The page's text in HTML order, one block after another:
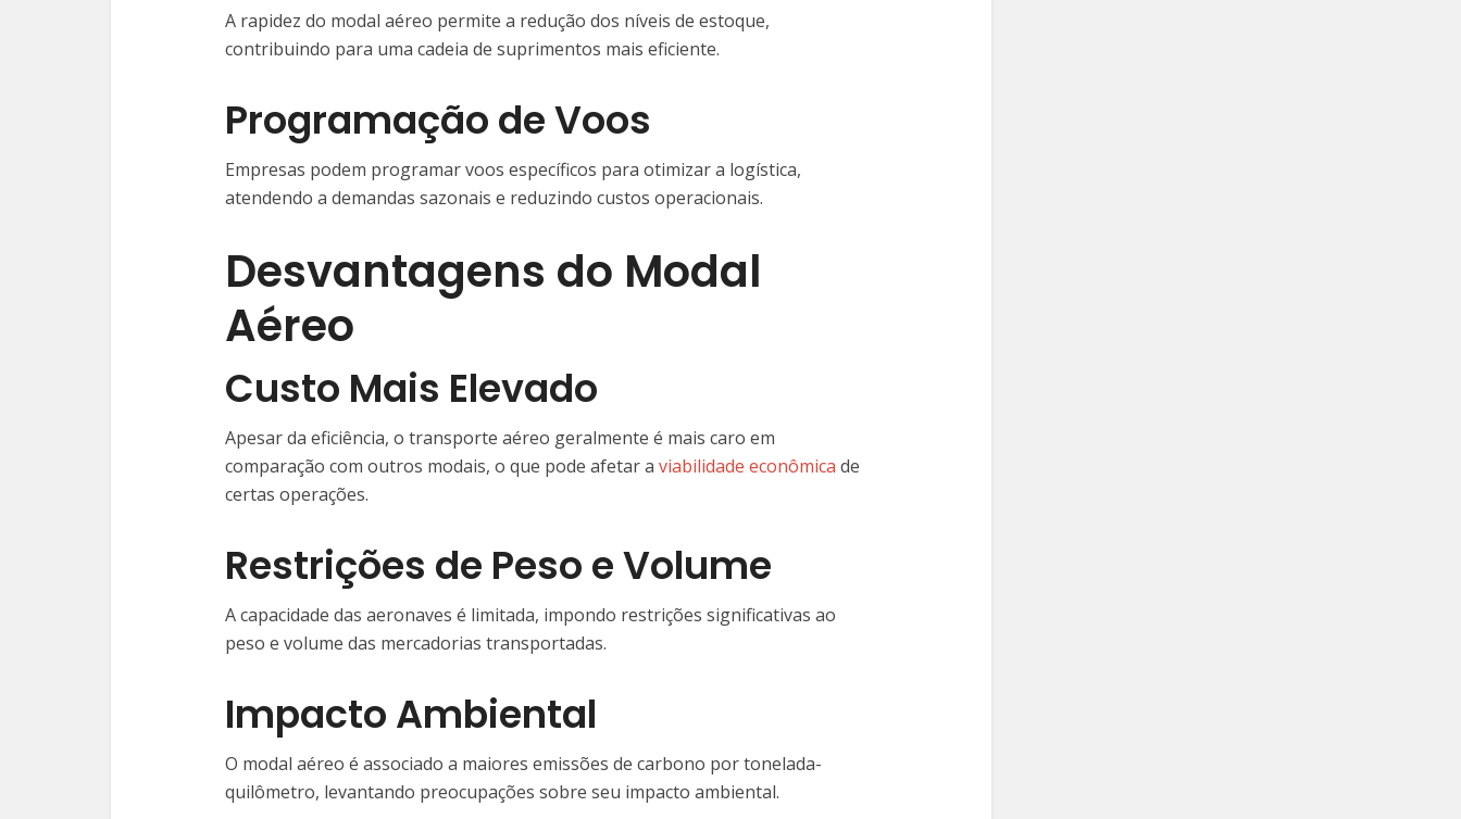
A rapidez do modal aéreo permite a redução dos níveis de estoque,
contribuindo para uma cadeia de suprimentos mais eficiente.
Programação de Voos
Empresas podem programar voos específicos para otimizar a logística,
atendendo a demandas sazonais e reduzindo custos operacionais.
Desvantagens do Modal
Aéreo
Custo Mais Elevado
Apesar da eficiência, o transporte aéreo geralmente é mais caro em
comparação com outros modais, o que pode afetar a viabilidade econômica de
certas operações.
Restrições de Peso e Volume
A capacidade das aeronaves é limitada, impondo restrições significativas ao
peso e volume das mercadorias transportadas.
Impacto Ambiental
O modal aéreo é associado a maiores emissões de carbono por tonelada-
quilômetro, levantando preocupações sobre seu impacto ambiental.